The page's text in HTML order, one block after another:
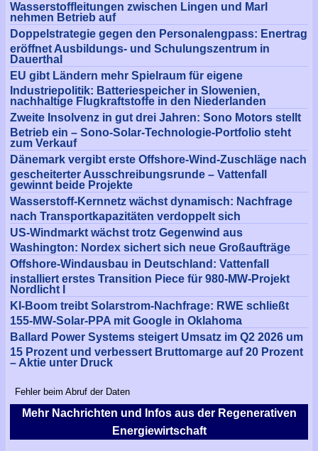
Mehr Nachrichten und Infos aus der Regenerativen
Energiewirtschaft
Wasserstoffleitungen zwischen Lingen und Marl
nehmen Betrieb auf
Doppelstrategie gegen den Personalengpass: Enertrag
eröffnet Ausbildungs- und Schulungszentrum in
Dauerthal
EU gibt Ländern mehr Spielraum für eigene
Industriepolitik: Batteriespeicher in Slowenien,
nachhaltige Flugkraftstoffe in den Niederlanden
Zweite Insolvenz in gut drei Jahren: Sono Motors stellt
Betrieb ein – Sono-Solar-Technologie-Portfolio steht
zum Verkauf
Dänemark vergibt erste Offshore-Wind-Zuschläge nach
gescheiterter Ausschreibungsrunde – Vattenfall
gewinnt beide Projekte
Wasserstoff-Kernnetz wächst dynamisch: Nachfrage
nach Transportkapazitäten verdoppelt sich
US-Windmarkt wächst trotz Gegenwind aus
Washington: Nordex sichert sich neue Großaufträge
Offshore-Windausbau in Deutschland: Vattenfall
installiert erstes Transition Piece für 980-MW-Projekt
Nordlicht I
KI-Boom treibt Solarstrom-Nachfrage: RWE schließt
155-MW-Solar-PPA mit Google in Oklahoma
Ballard Power Systems steigert Umsatz im Q2 2026 um
15 Prozent und verbessert Bruttomarge auf 20 Prozent
– Aktie unter Druck
Fehler beim Abruf der Daten